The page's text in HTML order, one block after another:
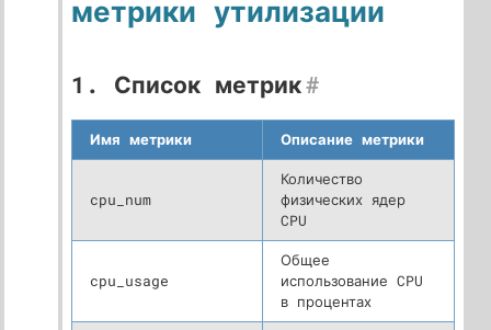
метрики утилизации
1. Список метрик#
Имя метрики Описание метрики
cpu_num
Количество
физических ядер
CPU
cpu_usage
Общее
использование CPU
в процентах